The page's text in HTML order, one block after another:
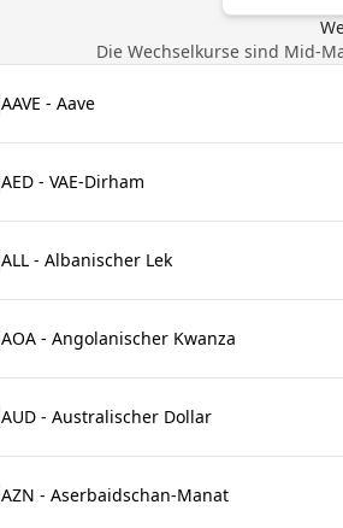
Die Wechselkurse sind Mid-
AAVE - Aave
AED - VAE-Dirham
ALL - Albanischer Lek
AOA - Angolanischer Kwanza
AUD - Australischer Dollar
AZN - Aserbaidschan-Manat